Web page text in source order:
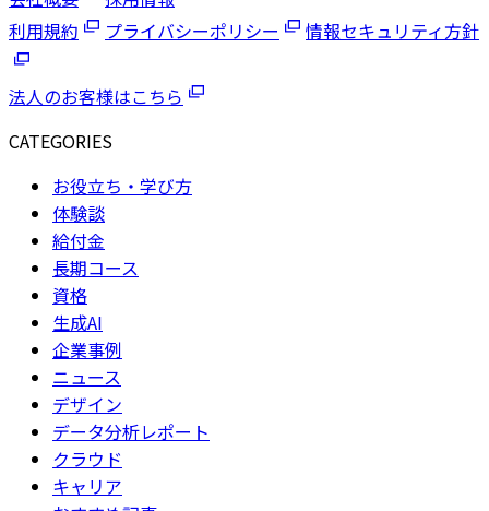
利用規約
プライバシーポリシー 情報セキュリティ方針
法人のお客様はこちら
CATEGORIES
お役立ち・学び方
体験談
給付金
長期コース
資格
生成AI
企業事例
ニュース
デザイン
データ分析レポート
クラウド
キャリア